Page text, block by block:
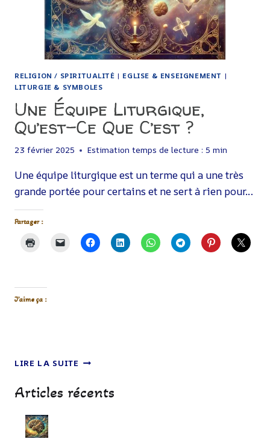
RELIGION / SPIRITUALITÉ | EGLISE & ENSEIGNEMENT |
LITURGIE & SYMBOLES
Une Équipe Liturgique,
Qu’est-Ce Que C’est ?
23 février 2025 Estimation temps de lecture : 5 min
Une équipe liturgique est un terme qui a une très
grande portée pour certains et ne sert à rien pour…
Partager :
J’aime ça :
LIRE LA SUITE UNE
LITURGIQUE,
QU’EST-
Articles récents